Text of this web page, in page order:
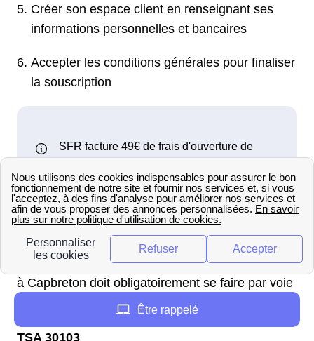
Créer son espace client en renseignant ses
informations personnelles et bancaires
Accepter les conditions générales pour finaliser
la souscription
Comment résilier la fibre SFR à
Capbreton ?
La demande de résiliation de son offre fibre SFR
à Capbreton doit obligatoirement se faire par voie
postale auprès du service résiliation SFR :
SFR Service Résiliation
TSA 30103
Être rappelé